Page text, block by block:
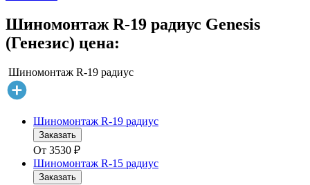
Шиномонтаж R-19 радиус Genesis
(Генезис) цена:
Шиномонтаж R-19 радиус
Шиномонтаж R-19 радиус
Заказать
От 3530 ₽
Шиномонтаж R-15 радиус
Заказать